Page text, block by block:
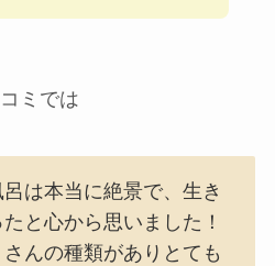
ミでは
呂は本当に絶景で、生き
と心から思いました！
さんの種類がありとても